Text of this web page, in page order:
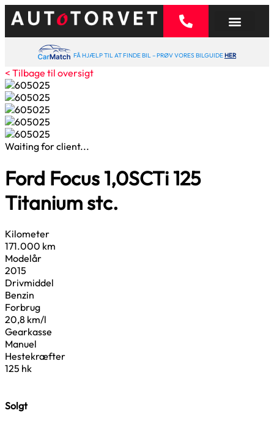
FÅ HJÆLP TIL AT FINDE BIL – PRØV VORES BILGUIDEHER
< Tilbage til oversigt
Waiting for client...
Ford Focus 1,0SCTi 125
Titanium stc.
Kilometer
171.000 km
Modelår
2015
Drivmiddel
Benzin
Forbrug
20,8 km/l
Gearkasse
Manuel
Hestekræfter
125 hk
Solgt